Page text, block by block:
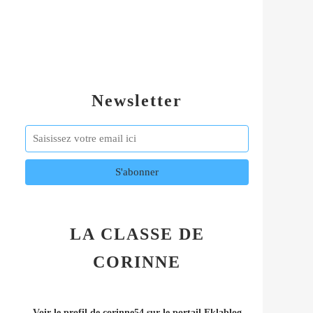
Newsletter
LA CLASSE DE
CORINNE